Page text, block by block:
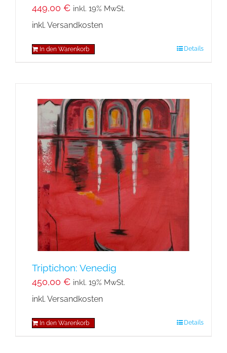
449,00 € inkl. 19% MwSt.
inkl. Versandkosten
In den Warenkorb Details
Triptichon: Venedig
450,00 € inkl. 19% MwSt.
inkl. Versandkosten
In den Warenkorb Details